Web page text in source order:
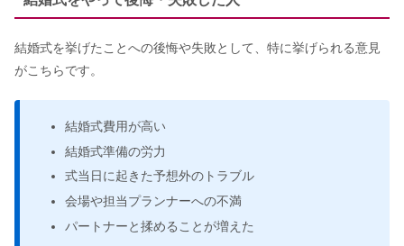
カルティエの評判｜結婚指輪や接客の
アイプリモの評判！結婚指輪・婚約指
輪のイメージは？品質の口コミまとめ
明治神宮の結婚式の費用｜芸能人に人
気？写真のみもOK？ウェディング情報
結婚式を挙げたことへの後悔や失敗として、特に挙げられる意見
がこちらです。
結婚式費用が高い
結婚式準備の労力
式当日に起きた予想外のトラブル
会場や担当プランナーへの不満
パートナーと揉めることが増えた